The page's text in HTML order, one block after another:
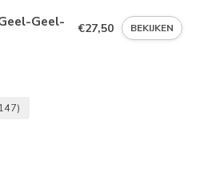
Geel- €27,50 BEKIJKEN